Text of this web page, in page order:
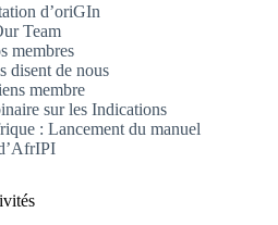
d’oriGIn
Team
membres
disent de nous
membre
sur les Indications
: Lancement du manuel